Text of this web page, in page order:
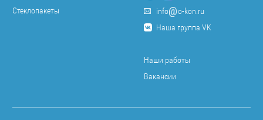
Стеклопакеты
info
o-kon.ru
Наша группа VK
Наши работы
Вакансии